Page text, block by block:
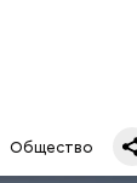
Общество